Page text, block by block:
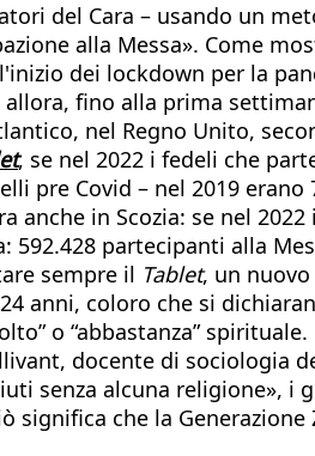
del Cara – usando un
alla Messa». Come
dei lockdown per la
allora, fino alla prima
nel Regno Unito,
, se nel 2022 i fedeli che
pre Covid – nel 2019
anche in Scozia: se nel
592.428 partecipanti alla
sempre il Tablet, un
anni, coloro che si
o “abbastanza” spirituale.
docente di sociologia
senza alcuna religione»,
significa che la